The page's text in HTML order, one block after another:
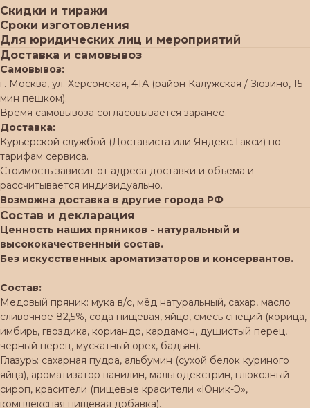
Скидки и тиражи
Сроки изготовления
Для юридических лиц и мероприятий
Доставка и самовывоз
Самовывоз:
г. Москва, ул. Херсонская, 41А (район Калужская / Зюзино, 15
мин пешком).
Время самовывоза согласовывается заранее.
Доставка:
Курьерской службой (Достависта или Яндекс.Такси) по
тарифам сервиса.
Стоимость зависит от адреса доставки и объема и
рассчитывается индивидуально.
Возможна доставка в другие города РФ
Состав и декларация
Ценность наших пряников - натуральный и
высококачественный состав.
Без искусственных ароматизаторов и консервантов.
Состав:
Медовый пряник: мука в/с, мёд натуральный, сахар, масло
сливочное 82,5%, сода пищевая, яйцо, смесь специй (корица,
имбирь, гвоздика, кориандр, кардамон, душистый перец,
чёрный перец, мускатный орех, бадьян).
Глазурь: сахарная пудра, альбумин (сухой белок куриного
яйца), ароматизатор ванилин, мальтодекстрин, глюкозный
сироп, красители (пищевые красители «Юник-Э»,
комплексная пищевая добавка).